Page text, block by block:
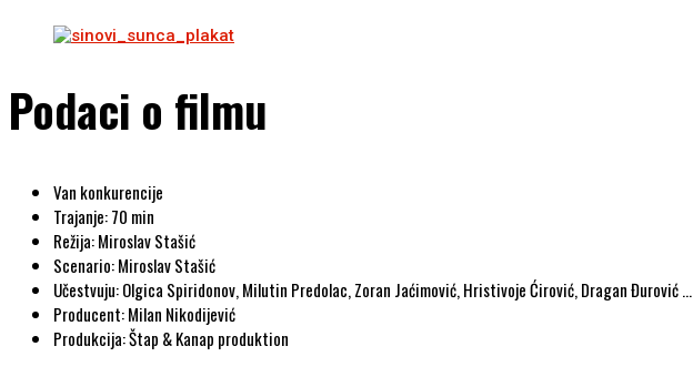
Podaci o filmu
Van konkurencije
Trajanje: 70 min
Režija: Miroslav Stašić
Scenario: Miroslav Stašić
Učestvuju: Olgica Spiridonov, Milutin Predolac, Zoran Jaćimović, Hristivoje Ćirović, Dragan Đurović …
Producent: Milan Nikodijević
Produkcija: Štap & Kanap produktion